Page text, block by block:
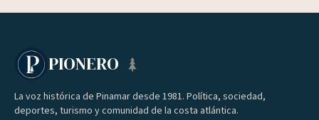
PIONERO
La voz histórica de Pinamar desde 1981. Política, sociedad,
deportes, turismo y comunidad de la costa atlántica.